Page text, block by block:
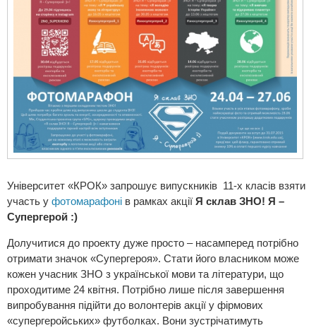
Університет «КРОК» запрошує випускників 11-х класів взяти
участь у фотомарафоні в рамках акції Я склав ЗНО! Я –
Супергерой :)
Долучитися до проекту дуже просто – насамперед потрібно
отримати значок «Супергероя». Стати його власником може
кожен учасник ЗНО з української мови та літератури, що
проходитиме 24 квітня. Потрібно лише після завершення
випробування підійти до волонтерів акції у фірмових
«супергеройських» футболках. Вони зустрічатимуть